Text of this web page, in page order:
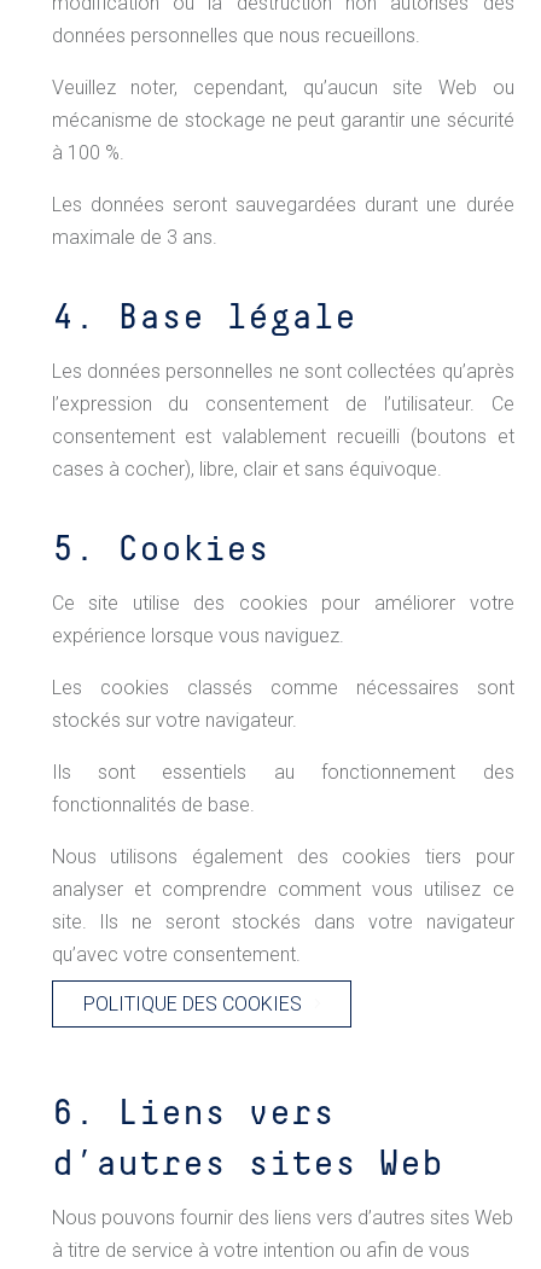
données personnelles que nous recueillons.
Veuillez noter, cependant, qu’aucun site Web ou
mécanisme de stockage ne peut garantir une sécurité
à 100 %.
Les données seront sauvegardées durant une durée
maximale de 3 ans.
4. Base légale
Les données personnelles ne sont collectées qu’après
l’expression du consentement de l’utilisateur. Ce
consentement est valablement recueilli (boutons et
cases à cocher), libre, clair et sans équivoque.
5. Cookies
Ce site utilise des cookies pour améliorer votre
expérience lorsque vous naviguez.
Les cookies classés comme nécessaires sont
stockés sur votre navigateur.
Ils sont essentiels au fonctionnement des
fonctionnalités de base.
Nous utilisons également des cookies tiers pour
analyser et comprendre comment vous utilisez ce
site. Ils ne seront stockés dans votre navigateur
qu’avec votre consentement.
POLITIQUE DES COOKIES
6. Liens vers
d’autres sites Web
Nous pouvons fournir des liens vers d’autres sites Web
à titre de service à votre intention ou afin de vous